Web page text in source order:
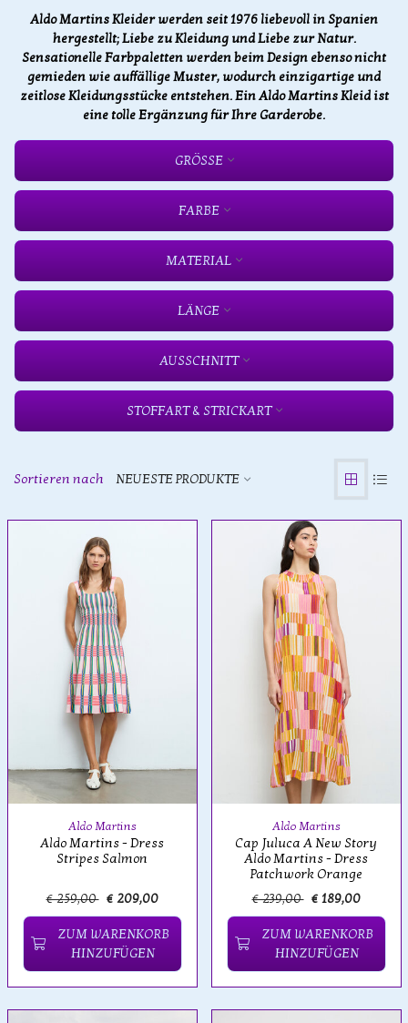
Aldo Martins Kleider werden seit 1976 liebevoll in Spanien
hergestellt; Liebe zu Kleidung und Liebe zur Natur.
Sensationelle Farbpaletten werden beim Design ebenso nicht
gemieden wie auffällige Muster, wodurch einzigartige und
zeitlose Kleidungsstücke entstehen. Ein Aldo Martins Kleid ist
eine tolle Ergänzung für Ihre Garderobe.
GRÖSSE
FARBE
MATERIAL
LÄNGE
AUSSCHNITT
STOFFART & STRICKART
Sortieren nach NEUESTE PRODUKTE
Aldo Martins
Aldo Martins - Dress
Stripes Salmon
€ 259,00 € 209,00
ZUM WARENKORB
HINZUFÜGEN
Aldo Martins
Cap Juluca A New Story
Aldo Martins - Dress
Patchwork Orange
€ 239,00 € 189,00
ZUM WARENKORB
HINZUFÜGEN